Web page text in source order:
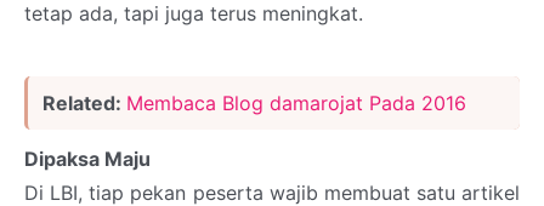
tetap ada, tapi juga terus meningkat.
Related: Membaca Blog damarojat Pada 2016
Dipaksa Maju
Di LBI, tiap pekan peserta wajib membuat satu artikel